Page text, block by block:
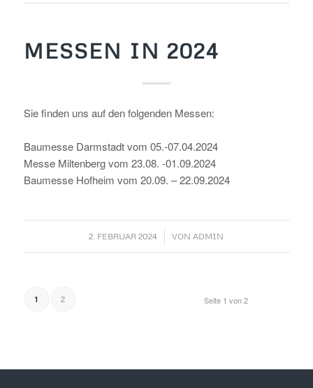
MESSEN IN 2024
Sie finden uns auf den folgenden Messen:
Baumesse Darmstadt vom 05.-07.04.2024
Messe Miltenberg vom 23.08. -01.09.2024
Baumesse Hofheim vom 20.09. – 22.09.2024
2. FEBRUAR 2024
/ VON ADMIN
Seite 1 von 2
1 2